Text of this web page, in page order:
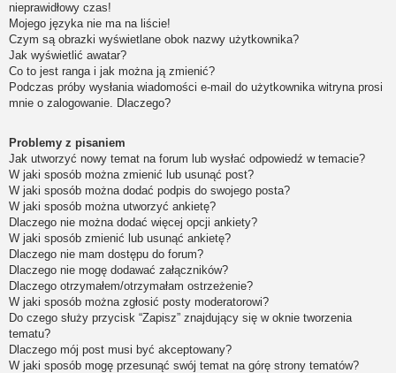
nieprawidłowy czas!
Mojego języka nie ma na liście!
Czym są obrazki wyświetlane obok nazwy użytkownika?
Jak wyświetlić awatar?
Co to jest ranga i jak można ją zmienić?
Podczas próby wysłania wiadomości e-mail do użytkownika witryna prosi
mnie o zalogowanie. Dlaczego?
Problemy z pisaniem
Jak utworzyć nowy temat na forum lub wysłać odpowiedź w temacie?
W jaki sposób można zmienić lub usunąć post?
W jaki sposób można dodać podpis do swojego posta?
W jaki sposób można utworzyć ankietę?
Dlaczego nie można dodać więcej opcji ankiety?
W jaki sposób zmienić lub usunąć ankietę?
Dlaczego nie mam dostępu do forum?
Dlaczego nie mogę dodawać załączników?
Dlaczego otrzymałem/otrzymałam ostrzeżenie?
W jaki sposób można zgłosić posty moderatorowi?
Do czego służy przycisk “Zapisz” znajdujący się w oknie tworzenia
tematu?
Dlaczego mój post musi być akceptowany?
W jaki sposób mogę przesunąć swój temat na górę strony tematów?